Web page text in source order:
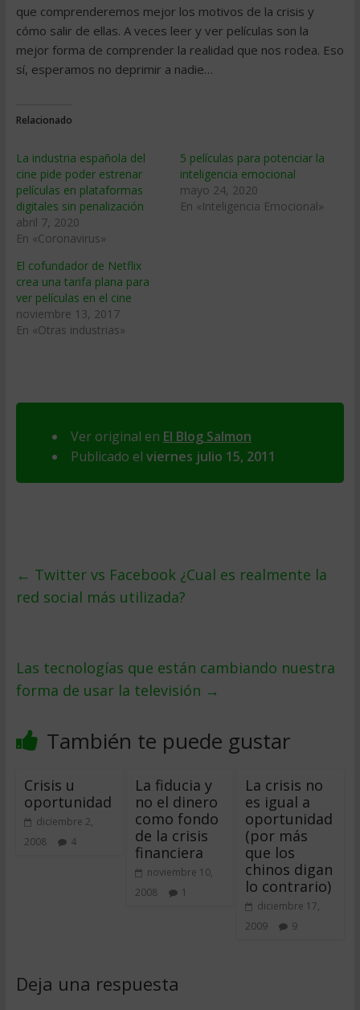
que comprenderemos mejor los motivos de la crisis y
cómo salir de ellas. A veces leer y ver películas son la
mejor forma de comprender la realidad que nos rodea. Eso
sí, esperamos no deprimir a nadie…
Relacionado
La industria española del
cine pide poder estrenar
películas en plataformas
digitales sin penalización
abril 7, 2020
En «Coronavirus»
5 películas para potenciar la
inteligencia emocional
mayo 24, 2020
En «Inteligencia Emocional»
El cofundador de Netflix
crea una tarifa plana para
ver películas en el cine
noviembre 13, 2017
En «Otras industrias»
Ver original en El Blog Salmon
Publicado el viernes julio 15, 2011
← Twitter vs Facebook ¿Cual es realmente la
red social más utilizada?
Las tecnologías que están cambiando nuestra
forma de usar la televisión →
También te puede gustar
Crisis u
oportunidad
diciembre 2,
2008
4
La fiducia y
no el dinero
como fondo
de la crisis
financiera
noviembre 10,
2008
1
La crisis no
es igual a
oportunidad
(por más
que los
chinos digan
lo contrario)
diciembre 17,
2009
9
Deja una respuesta